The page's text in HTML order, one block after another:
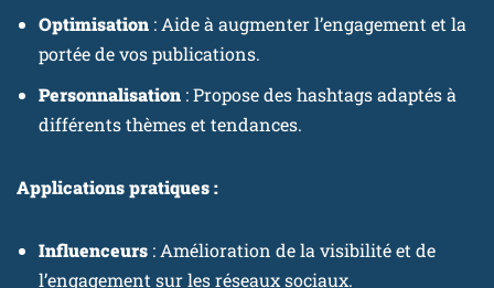
Optimisation : Aide à augmenter l’engagement et la
portée de vos publications.
Personnalisation : Propose des hashtags adaptés à
différents thèmes et tendances.
Applications pratiques :
Influenceurs : Amélioration de la visibilité et de
l’engagement sur les réseaux sociaux.